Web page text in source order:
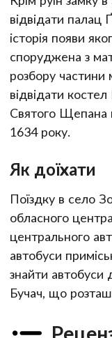
відвідати палац
історія появи
споруджена з
розбору частини
відвідати
Святого Щепана
1634 року.
Як доїхати
Поїздку в село
обласного
центрального
автобуси
знайти автобуси
Бучач, що